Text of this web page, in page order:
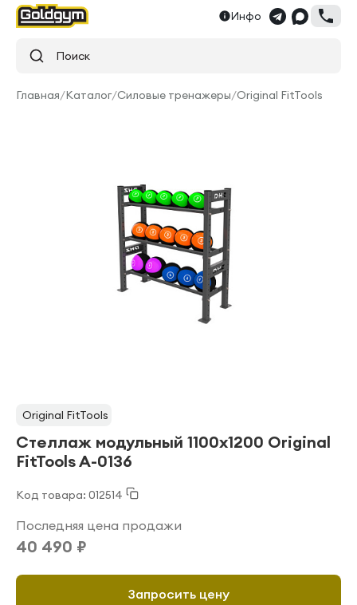
Инфо
Поиск
Главная/Каталог/Силовые тренажеры/Original FitTools
Original FitTools
Стеллаж модульный 1100х1200 Original
FitTools A-0136
Код товара: 012514
Последняя цена продажи
40 490 ₽
Запросить цену